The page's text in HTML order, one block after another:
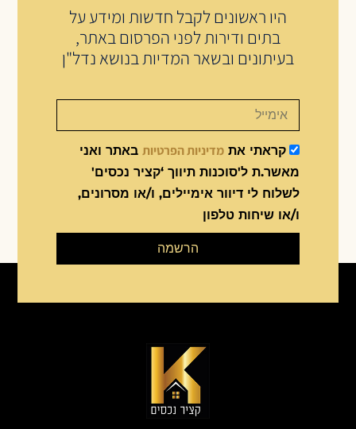
היו ראשונים לקבל חדשות ומידע על
בתים ודירות לפני הפרסום באתר,
בעיתונים ובשאר המדיות בנושא נדל"ן
קראתי את מדיניות הפרטיות באתר ואני
מאשר.ת ל'סוכנות תיווך ‘קציר נכסים'
לשלוח לי דיוור אימיילים, ו/או מסרונים,
ו/או שיחות טלפון
הרשמה